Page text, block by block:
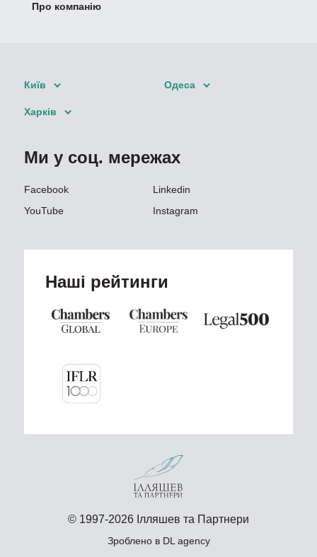
Про компанію
Київ Одеса
Харків
Ми у соц. мережах
Facebook
Linkedin
YouTube
Instagram
Наші рейтинги
© 1997-2026 Ілляшев та Партнери
Зроблено в DL agency